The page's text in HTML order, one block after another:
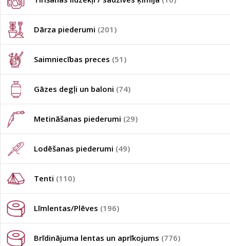
Dārza piederumi (201)
Saimniecības preces (51)
Gāzes degļi un baloni (74)
Metināšanas piederumi (29)
Lodēšanas piederumi (49)
Tenti (110)
Līmlentas/Plēves (196)
Brīdinājuma lentas un aprīkojums (776)